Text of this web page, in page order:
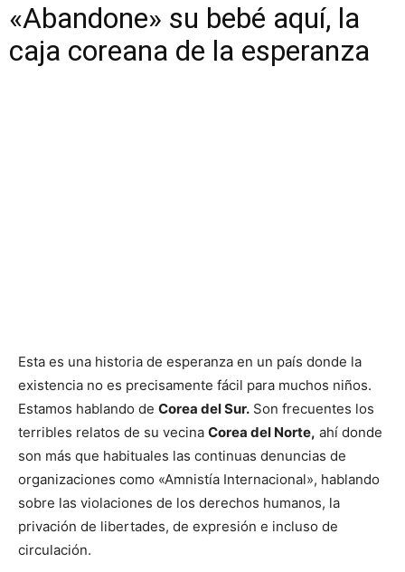
«Abandone» su bebé aquí, la
caja coreana de la esperanza
Esta es una historia de esperanza en un país donde la
existencia no es precisamente fácil para muchos niños.
Estamos hablando de Corea del Sur. Son frecuentes los
terribles relatos de su vecina Corea del Norte, ahí donde
son más que habituales las continuas denuncias de
organizaciones como «Amnistía Internacional», hablando
sobre las violaciones de los derechos humanos, la
privación de libertades, de expresión e incluso de
circulación.